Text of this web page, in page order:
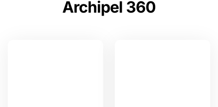
Archipel 360